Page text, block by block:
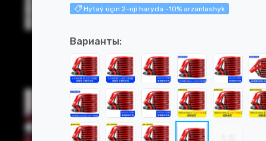
Hytaý üçin 2-nji haryda -10% arzanlashyk
Варианты: